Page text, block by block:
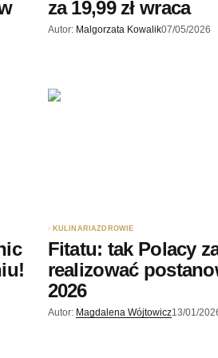
za 19,99 zł wraca
Autor: Malgorzata Kowalik07/05/2026
KULINARIAZDROWIE
Fitatu: tak Polacy
realizować
2026
Autor: Magdalena Wójtowicz13/01/